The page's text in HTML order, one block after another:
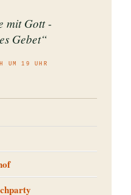
mit Gott -
Gebet“
UM 19 UHR